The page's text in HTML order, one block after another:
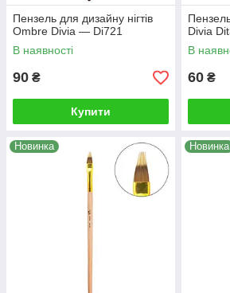
Пензель для дизайну нігтів
Ombre Divia — Di721
В наявності
90 ₴
Купити
Divia
В
60 ₴
Новинка Новинка